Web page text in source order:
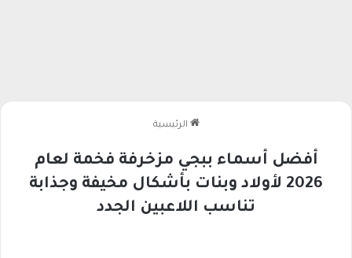
الرئيسية
أفضل أسماء ببجي مزخرفة فخمة لعام
2026 لأولاد وبنات بأشكال مخيفة وجذابة
تناسب اللاعبين الجدد